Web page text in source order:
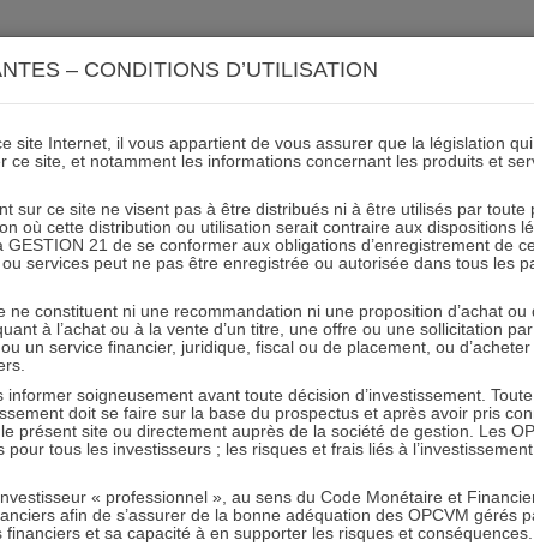
juin 2022 ACTIONS I et A
13.07.2022 - Partagez l'article sur
RESTER INFORMÉ
Recevoir nos newsletters
– CONDITIONS D’UTILISATION
site Internet, il vous appartient de vous assurer que la législation
ce site, et notamment les informations concernant les produits et
sur ce site ne visent pas à être distribués ni à être utilisés par toute
où cette distribution ou utilisation serait contraire aux dispositions
21 de se conformer aux obligations d’enregistrement de
services peut ne pas être enregistrée ou autorisée dans tous les
ne constituent ni une recommandation ni une proposition d’achat ou
à l’achat ou à la vente d’un titre, une offre ou une sollicitation
un service financier, juridique, fiscal ou de placement, ou
soigneusement avant toute décision d’investissement.
doit se faire sur la base du prospectus et après avoir pris
présent site ou directement auprès de la société de gestion. Les
tous les investisseurs ; les risques et frais liés à
« professionnel », au sens du Code Monétaire et
afin de s’assurer de la bonne adéquation des OPCVM gérés
et sa capacité à en supporter les risques et conséquences.